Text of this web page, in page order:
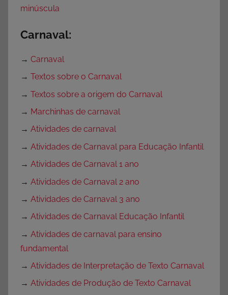
minúscula
Carnaval:
→ Carnaval
→ Textos sobre o Carnaval
→ Textos sobre a origem do Carnaval
→ Marchinhas de carnaval
→ Atividades de carnaval
→ Atividades de Carnaval para Educação Infantil
→ Atividades de Carnaval 1 ano
→ Atividades de Carnaval 2 ano
→ Atividades de Carnaval 3 ano
→ Atividades de Carnaval Educação Infantil
→ Atividades de carnaval para ensino
fundamental
→ Atividades de Interpretação de Texto Carnaval
→ Atividades de Produção de Texto Carnaval